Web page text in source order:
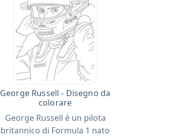
George Russell - Disegno da
colorare
George Russell è un pilota
britannico di Formula 1 nato